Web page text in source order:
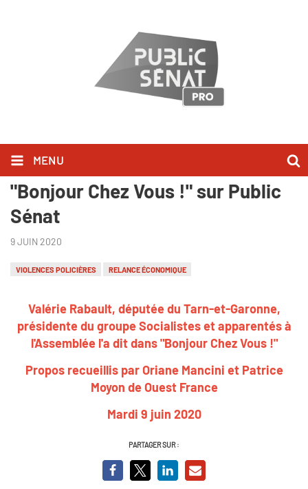
MENU
Valérie Rabault l'a dit dans
"Bonjour Chez Vous !" sur Public
Sénat
9 JUIN 2020
VIOLENCES POLICIÈRES RELANCE ÉCONOMIQUE
Valérie Rabault, députée du Tarn-et-Garonne,
présidente du groupe Socialistes et apparentés à
l'Assemblée l'a dit dans "Bonjour Chez Vous !"
Propos recueillis par Oriane Mancini et Patrice
Moyon de Ouest France
Mardi 9 juin 2020
PARTAGER SUR :